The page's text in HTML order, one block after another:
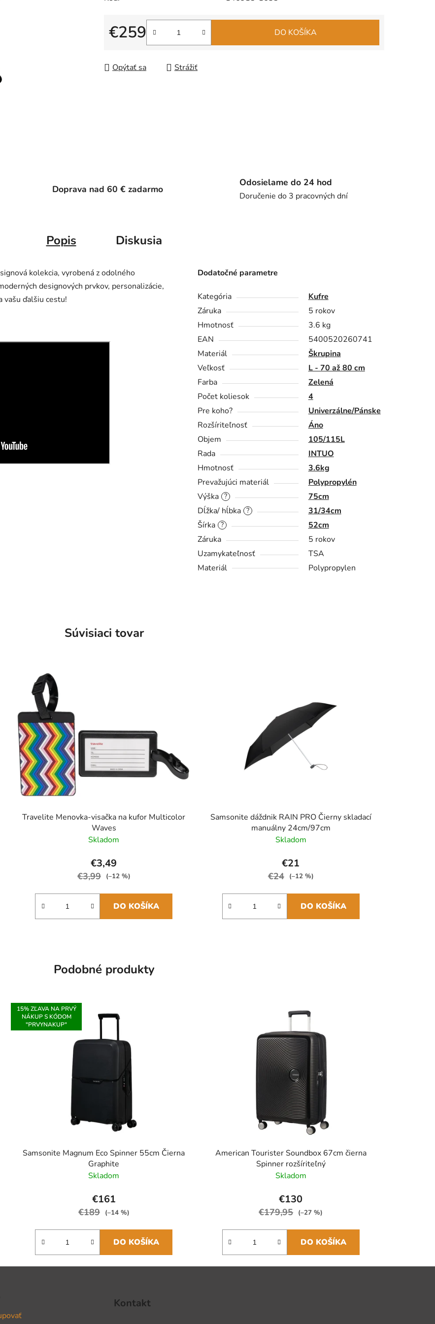
€259
Jednotková cena:
DO KOŠÍKA
Opýtať sa Strážiť
Doprava nad 60 € zadarmo
Odosielame do 24 hod
Doručenie do 3 pracovných dní
Popis Diskusia
kolekcia, vyrobená z odolného
designových prvkov, personalizácie,
vašu ďalšiu cestu!
Dodatočné parametre
Kategória
Kufre
Záruka
5 rokov
Hmotnosť
3.6 kg
EAN
5400520260741
Materiál
Škrupina
Veľkosť
L - 70 až 80 cm
Farba
Zelená
Počet koliesok
4
Pre koho?
Univerzálne/Pánske
Rozšíriteľnosť
Áno
Objem
105/115L
Rada
INTUO
Hmotnosť
3.6kg
Prevažujúci materiál
Polypropylén
?
Výška 75cm
?
Dĺžka/ hĺbka 31/34cm
?
Šírka
52cm
Záruka
5 rokov
Uzamykateľnosť
TSA
Materiál
Polypropylen
Súvisiaci tovar
Travelite Menovka-visačka na kufor Multicolor
Waves
Skladom
€3,49
€3,99 (–12 %)
DO KOŠÍKA
Samsonite dáždnik RAIN PRO Čierny skladací
manuálny 24cm/97cm
Skladom
€21
€24 (–12 %)
DO KOŠÍKA
Podobné produkty
15% ZĽAVA NA PRVÝ
NÁKUP S KÓDOM
"PRVYNAKUP"
Samsonite Magnum Eco Spinner 55cm Čierna
Graphite
Skladom
€161
€189 (–14 %)
DO KOŠÍKA
American Tourister Soundbox 67cm čierna
Spinner rozšíriteľný
Skladom
€130
€179,95 (–27 %)
DO KOŠÍKA
Kontakt